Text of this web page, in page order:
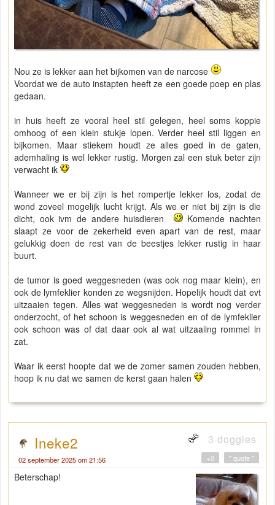
Nou ze is lekker aan het bijkomen van de narcose
Voordat we de auto instapten heeft ze een goede poep en plas
gedaan.
in huis heeft ze vooral heel stil gelegen, heel soms koppie
omhoog of een klein stukje lopen. Verder heel stil liggen en
bijkomen. Maar stiekem houdt ze alles goed in de gaten,
ademhaling is wel lekker rustig. Morgen zal een stuk beter zijn
verwacht ik
Wanneer we er bij zijn is het rompertje lekker los, zodat de
wond zoveel mogelijk lucht krijgt. Als we er niet bij zijn is die
dicht, ook ivm de andere huisdieren
Komende nachten
slaapt ze voor de zekerheid even apart van de rest, maar
gelukkig doen de rest van de beestjes lekker rustig in haar
buurt.
de tumor is goed weggesneden (was ook nog maar klein), en
ook de lymfeklier konden ze wegsnijden. Hopelijk houdt dat evt
uitzaaien tegen. Alles wat weggesneden is wordt nog verder
onderzocht, of het schoon is weggesneden en of de lymfeklier
ook schoon was of dat daar ook al wat uitzaaiing rommel in
zat.
Waar ik eerst hoopte dat we de zomer samen zouden hebben,
hoop ik nu dat we samen de kerst gaan halen
Ineke2 3 doggies
02 september 2025 om 21:56 " quote "
+0
Beterschap!